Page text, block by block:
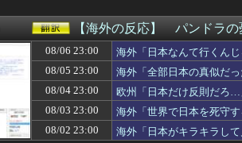
世界の「変わった自動販売機」を貼って
【動画】ロシアの空挺兵、パラシュート
【朗報】佐倉綾音さん、やはりデカかっ
金村美玖さんのスレンダーBODYガチ
【物議】「Bが来るならもう付き合えな
【日向坂46】まさかの事実が... 正源司
モラハラ父に耐え続け、能面のように
「俺の事好きだよね？」と頻繁に確認
【三重】小学校講師を逮捕 女児のわ
【海外の反応】 パンドラの
08/06 23:00
海外「日本なんて行くん
08/05 23:00
海外「全部日本の真似だ
08/04 23:00
欧州「日本だけ反則だろ…
08/03 23:00
海外「世界で日本を死守
08/02 23:00
海外「日本がキラキラし